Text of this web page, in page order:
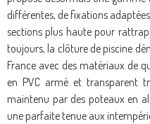
différentes, de fixations
sections plus haute pour
toujours, la clôture de piscine
France avec des matériaux de
en PVC armé et transparent
maintenu par des poteaux en
une parfaite tenue aux